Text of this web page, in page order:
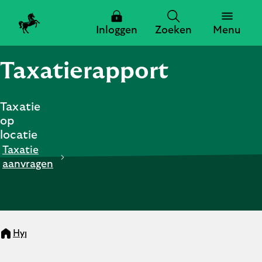
Inloggen Zoeken Menu
Zoeken
Taxatierapport
Taxatie
op
locatie
Taxatie
aanvragen
Hypotheken
Taxatierapport